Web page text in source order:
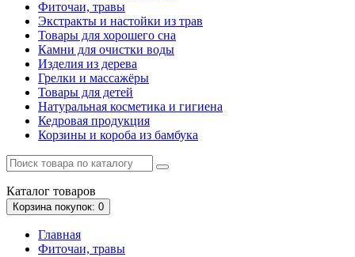
Фиточаи, травы
Экстракты и настойки из трав
Товары для хорошего сна
Камни для очистки воды
Изделия из дерева
Грелки и массажёры
Товары для детей
Натуральная косметика и гигиена
Кедровая продукция
Корзины и короба из бамбука
Каталог товаров
Корзинапокупок: 0
Главная
Фиточаи, травы